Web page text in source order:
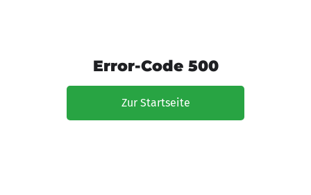
Error-Code 500
Zur Startseite